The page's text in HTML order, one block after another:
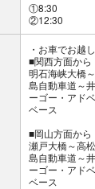
①8:30
②12:30
お車でお越
■関西方面から
明石海峡大橋
島自動車道～
ーゴー・アド
ベース
■岡山方面から
瀬戸大橋～高
島自動車道～
ーゴー・アド
ベース